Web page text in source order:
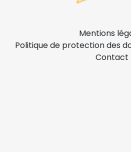
Mentions
Politique de protection des
Contact